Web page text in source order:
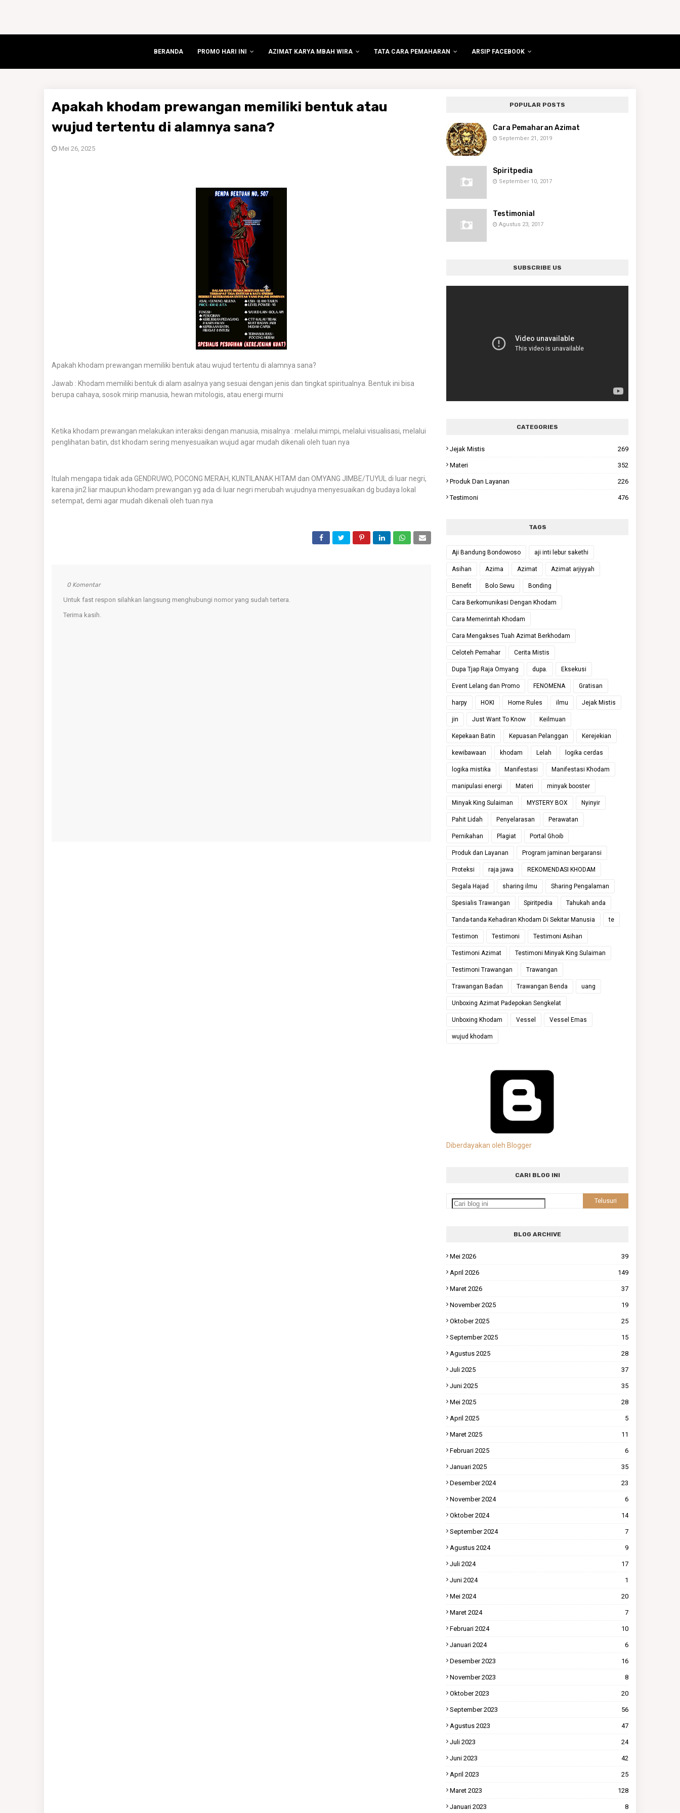
BERANDA PROMO HARI INI AZIMAT KARYA MBAH WIRA TATA CARA PEMAHARAN ARSIP FACEBOOK
Apakah khodam prewangan memiliki bentuk atau
wujud tertentu di alamnya sana?
Mei 26, 2025
Apakah khodam prewangan memiliki bentuk atau wujud tertentu di alamnya sana?
Jawab : Khodam memiliki bentuk di alam asalnya yang sesuai dengan jenis dan tingkat spiritualnya. Bentuk ini bisa
berupa cahaya, sosok mirip manusia, hewan mitologis, atau energi murni
Ketika khodam prewangan melakukan interaksi dengan manusia, misalnya : melalui mimpi, melalui visualisasi, melalui
penglihatan batin, dst khodam sering menyesuaikan wujud agar mudah dikenali oleh tuan nya
Itulah mengapa tidak ada GENDRUWO, POCONG MERAH, KUNTILANAK HITAM dan OMYANG JIMBE/TUYUL di luar negri,
karena jin2 liar maupun khodam prewangan yg ada di luar negri merubah wujudnya menyesuaikan dg budaya lokal
setempat, demi agar mudah dikenali oleh tuan nya
0 Komentar
Untuk fast respon silahkan langsung menghubungi nomor yang sudah tertera.
Terima kasih.
POPULAR POSTS
Cara Pemaharan Azimat
September 21, 2019
Spiritpedia
September 10, 2017
Testimonial
Agustus 23, 2017
SUBSCRIBE US
CATEGORIES
Jejak Mistis 269
Materi 352
Produk Dan Layanan 226
Testimoni 476
TAGS
Aji Bandung Bondowoso aji inti lebur sakethi
Asihan Azima Azimat Azimat arjiyyah
Benefit Bolo Sewu Bonding
Cara Berkomunikasi Dengan Khodam
Cara Memerintah Khodam
Cara Mengakses Tuah Azimat Berkhodam
Celoteh Pemahar Cerita Mistis
Dupa Tjap Raja Omyang dupa. Eksekusi
Event Lelang dan Promo FENOMENA Gratisan
harpy HOKI Home Rules ilmu Jejak Mistis
jin Just Want To Know Keilmuan
Kepekaan Batin Kepuasan Pelanggan Kerejekian
kewibawaan khodam Lelah logika cerdas
logika mistika Manifestasi Manifestasi Khodam
manipulasi energi Materi minyak booster
Minyak King Sulaiman MYSTERY BOX Nyinyir
Pahit Lidah Penyelarasan Perawatan
Pernikahan Plagiat Portal Ghoib
Produk dan Layanan Program jaminan bergaransi
Proteksi raja jawa REKOMENDASI KHODAM
Segala Hajad sharing ilmu Sharing Pengalaman
Spesialis Trawangan Spiritpedia Tahukah anda
Tanda-tanda Kehadiran Khodam Di Sekitar Manusia te
Testimon Testimoni Testimoni Asihan
Testimoni Azimat Testimoni Minyak King Sulaiman
Testimoni Trawangan Trawangan
Trawangan Badan Trawangan Benda uang
Unboxing Azimat Padepokan Sengkelat
Unboxing Khodam Vessel Vessel Emas
wujud khodam
Diberdayakan oleh Blogger
CARI BLOG INI
BLOG ARCHIVE
Mei 2026 39
April 2026 149
Maret 2026 37
November 2025 19
Oktober 2025 25
September 2025 15
Agustus 2025 28
Juli 2025 37
Juni 2025 35
Mei 2025 28
April 2025 5
Maret 2025 11
Februari 2025 6
Januari 2025 35
Desember 2024 23
November 2024 6
Oktober 2024 14
September 2024 7
Agustus 2024 9
Juli 2024 17
Juni 2024 1
Mei 2024 20
Maret 2024 7
Februari 2024 10
Januari 2024 6
Desember 2023 16
November 2023 8
Oktober 2023 20
September 2023 56
Agustus 2023 47
Juli 2023 24
Juni 2023 42
April 2023 25
Maret 2023 128
Januari 2023 8